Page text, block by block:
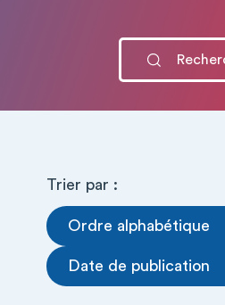
Trier par :
Ordre alphabétique
Date de publication